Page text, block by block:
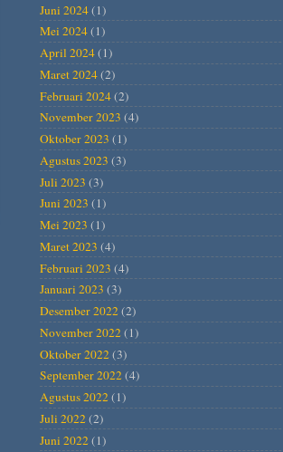
Juni 2024(1)
Mei 2024(1)
April 2024(1)
Maret 2024(2)
Februari 2024(2)
November 2023 (4)
Oktober 2023 (1)
Agustus 2023 (3)
Juli 2023 (3)
Juni 2023 (1)
Mei 2023 (1)
Maret 2023 (4)
Februari 2023 (4)
Januari 2023 (3)
Desember 2022(2)
November 2022(1)
Oktober 2022(3)
September 2022(4)
Agustus 2022(1)
Juli 2022(2)
Juni 2022(1)